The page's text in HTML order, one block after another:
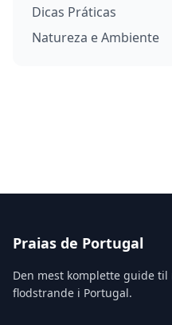
Dicas Práticas
Natureza e Ambiente
Praias de Portugal
Den mest komplette guide
flodstrande i Portugal.